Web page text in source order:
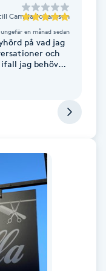
Camilla Johansson
en månad sedan
på vad jag
och
jag behöver
en 10 av 10